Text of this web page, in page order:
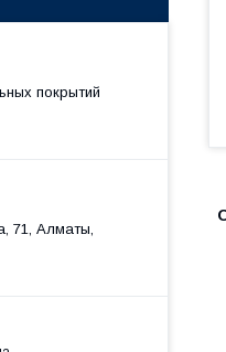
покрытий
71, Алматы,